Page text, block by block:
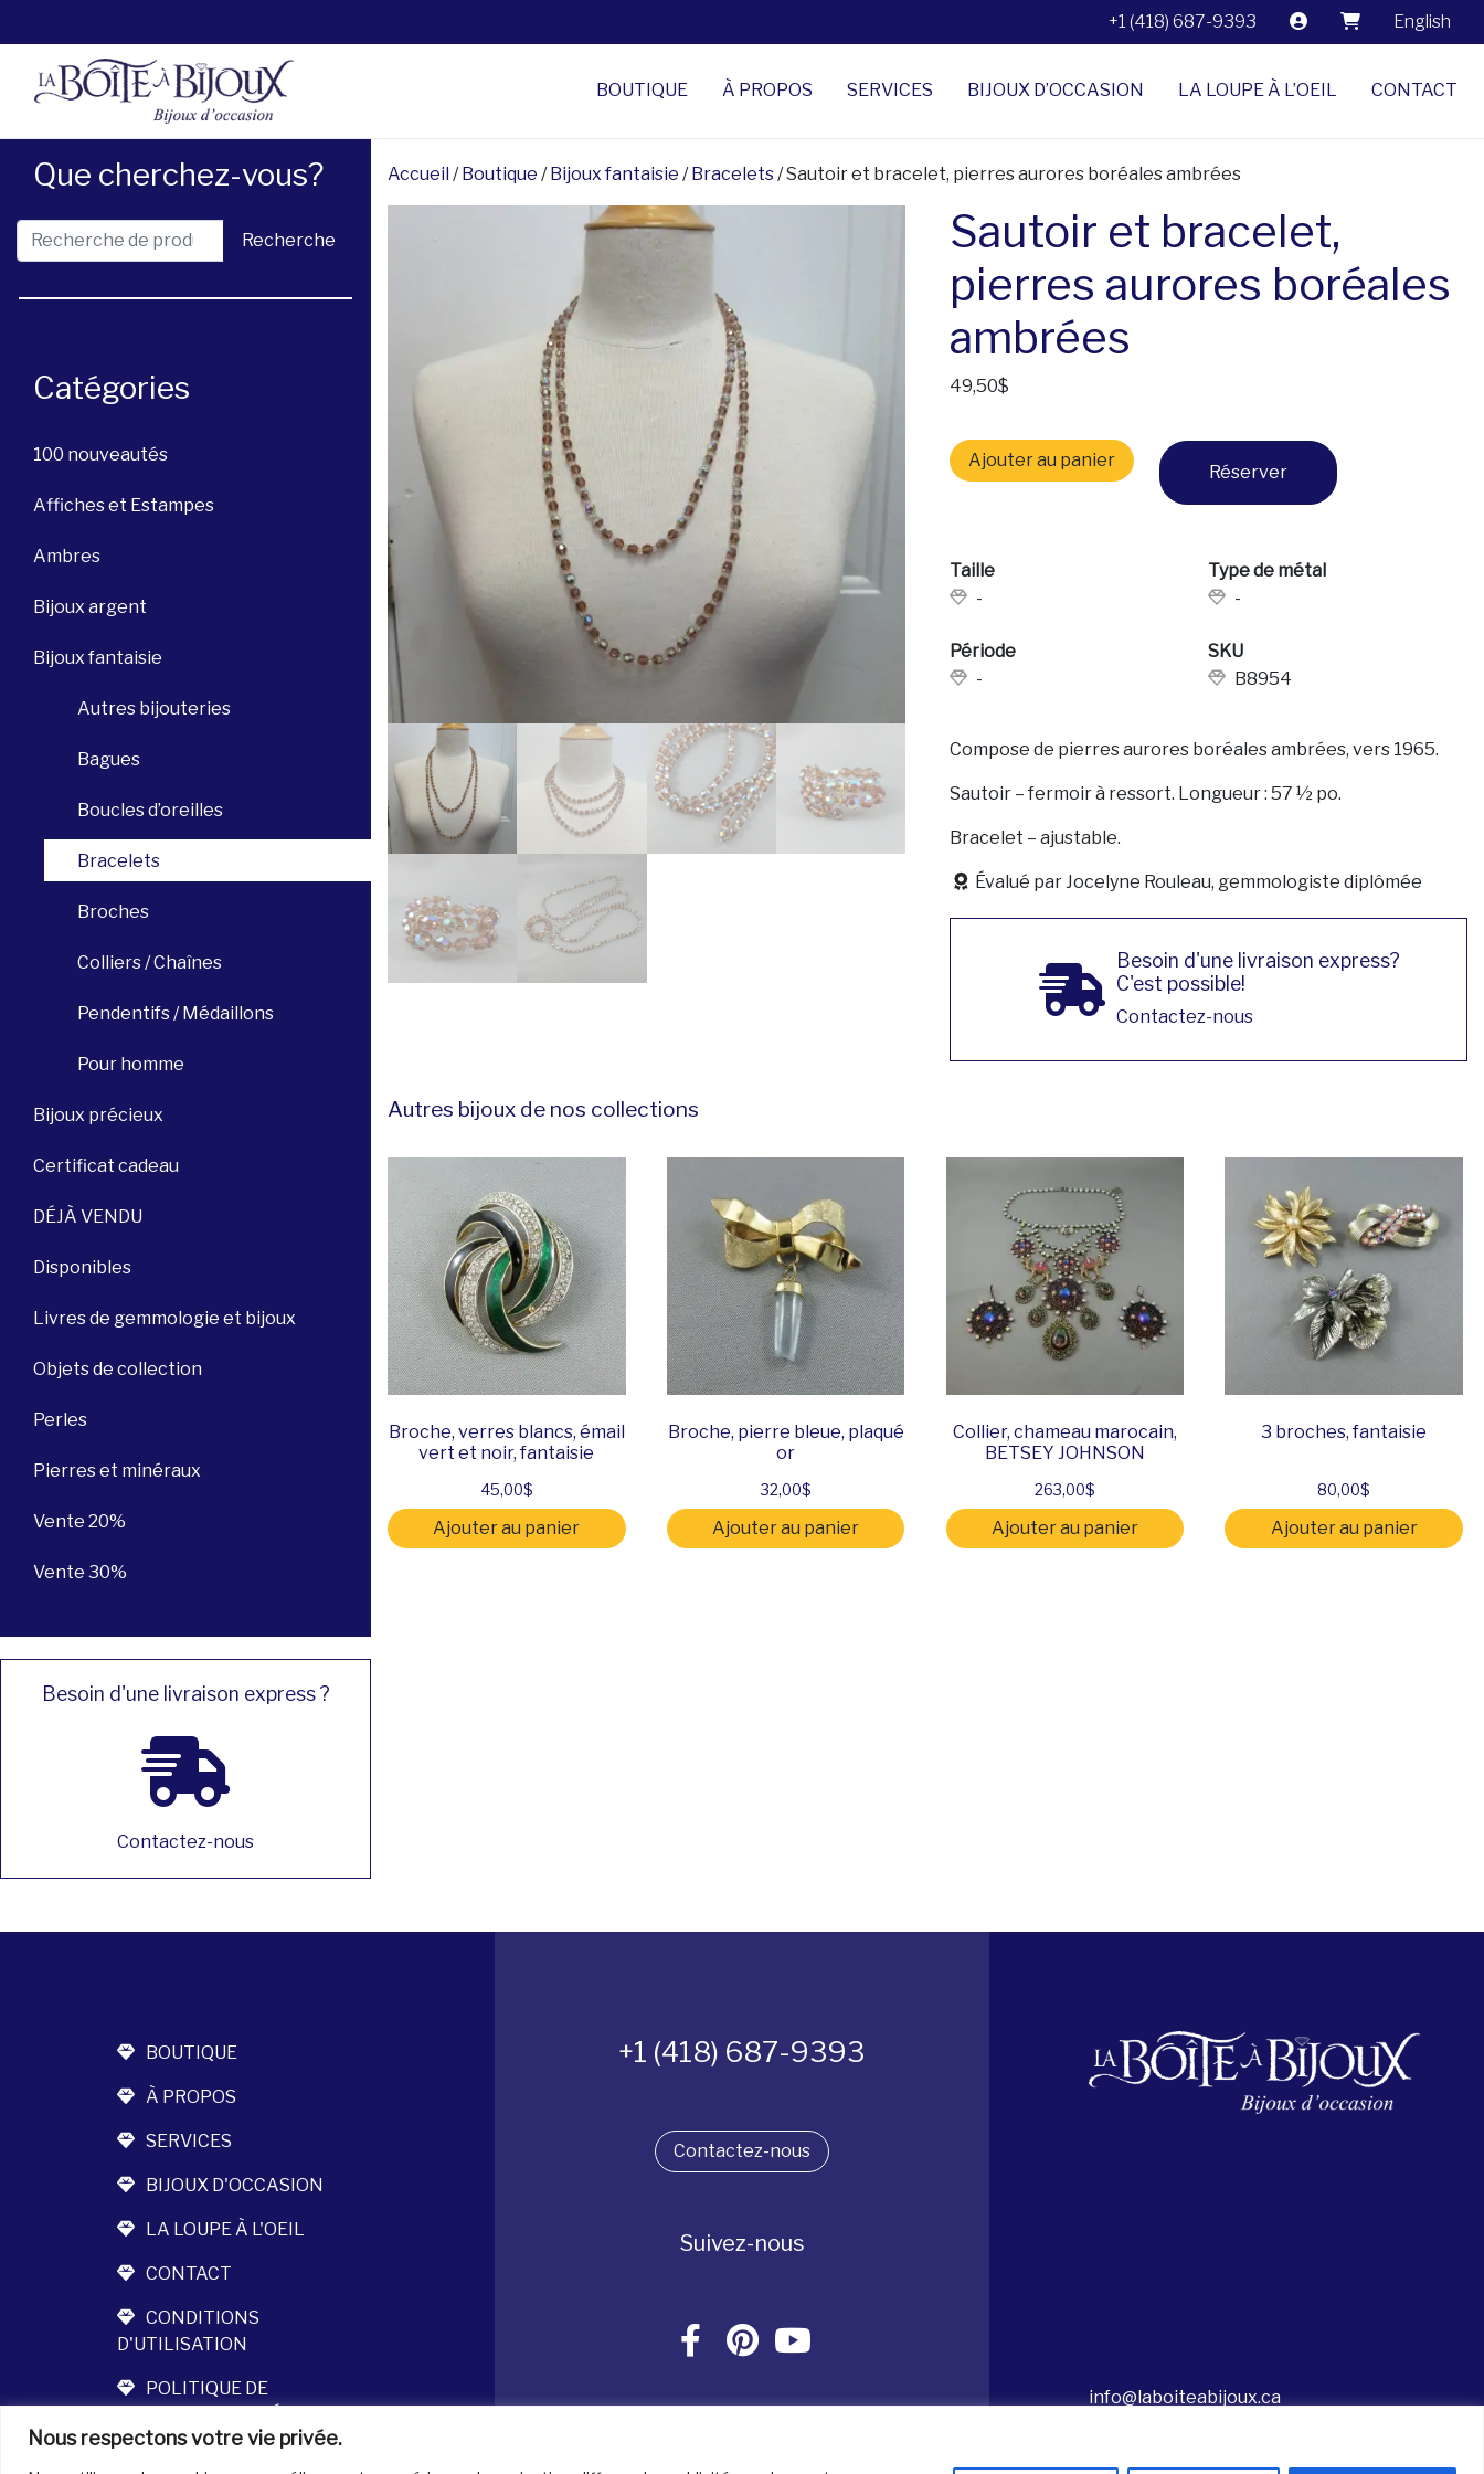
Nous respectons votre vie privée.
+1 (418) 687-9393 English
BOUTIQUE À PROPOS SERVICES BIJOUX D’OCCASION LA LOUPE À L’OEIL CONTACT
Que cherchez-vous?
Recherche pour : Recherche
Catégories
100 nouveautés
Affiches et Estampes
Ambres
Bijoux argent
Bijoux fantaisie
Autres bijouteries
Bagues
Boucles d’oreilles
Bracelets
Broches
Colliers / Chaînes
Pendentifs / Médaillons
Pour homme
Bijoux précieux
Certificat cadeau
DÉJÀ VENDU
Disponibles
Livres de gemmologie et bijoux
Objets de collection
Perles
Pierres et minéraux
Vente 20%
Vente 30%
Besoin d'une livraison express ?
Contactez-nous
Accueil /Boutique /Bijoux fantaisie /Bracelets / Sautoir et bracelet, pierres aurores boréales ambrées
Sautoir et bracelet,
pierres aurores boréales
ambrées
49,50$
Ajouter au panier
Réserver
Taille
-
Type de métal
-
Période
-
SKU
B8954
Compose de pierres aurores boréales ambrées, vers 1965.
Sautoir – fermoir à ressort. Longueur : 57 ½ po.
Bracelet – ajustable.
Évalué par Jocelyne Rouleau, gemmologiste diplômée
Besoin d'une livraison express?
C'est possible!
Contactez-nous
Autres bijoux de nos collections
Broche, verres blancs, émail
vert et noir, fantaisie
45,00$
Ajouter au panier
Broche, pierre bleue, plaqué
or
32,00$
Ajouter au panier
Collier, chameau marocain,
BETSEY JOHNSON
263,00$
Ajouter au panier
3 broches, fantaisie
80,00$
Ajouter au panier
BOUTIQUE
À PROPOS
SERVICES
BIJOUX D'OCCASION
LA LOUPE À L'OEIL
CONTACT
CONDITIONS
D'UTILISATION
POLITIQUE DE
+1 (418) 687-9393
Contactez-nous
Suivez-nous
info@laboiteabijoux.ca